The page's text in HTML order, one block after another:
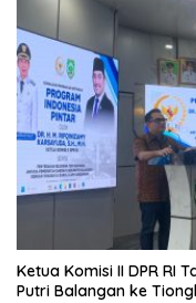
Ketua Komisi II DPR RI
Putri Balangan ke